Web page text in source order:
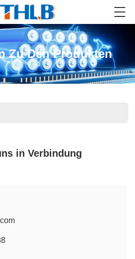
Zu Den Produkten
in Verbindung